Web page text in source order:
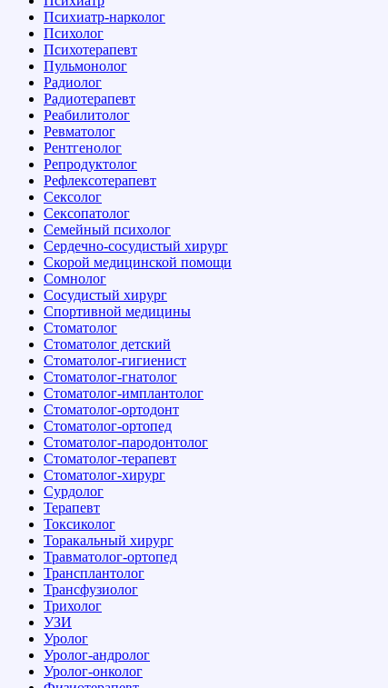
Психиатр-нарколог
Психолог
Психотерапевт
Пульмонолог
Радиолог
Радиотерапевт
Реабилитолог
Ревматолог
Рентгенолог
Репродуктолог
Рефлексотерапевт
Сексолог
Сексопатолог
Семейный психолог
Сердечно-сосудистый хирург
Скорой медицинской помощи
Сомнолог
Сосудистый хирург
Спортивной медицины
Стоматолог
Стоматолог детский
Стоматолог-гигиенист
Стоматолог-гнатолог
Стоматолог-имплантолог
Стоматолог-ортодонт
Стоматолог-ортопед
Стоматолог-пародонтолог
Стоматолог-терапевт
Стоматолог-хирург
Сурдолог
Терапевт
Токсиколог
Торакальный хирург
Травматолог-ортопед
Трансплантолог
Трансфузиолог
Трихолог
УЗИ
Уролог
Уролог-андролог
Уролог-онколог